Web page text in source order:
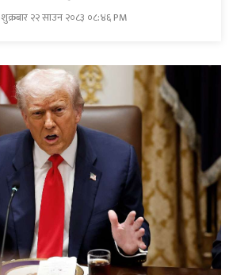
शुक्रबार​ २२ साउन २०८३ ०८:४६ PM